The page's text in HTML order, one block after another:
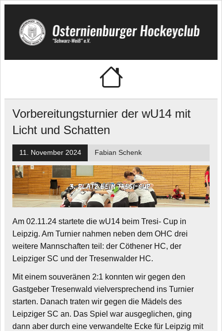
Skip
content
Osternienburger
Hockeyclub
Vorbereitungsturnier der wU14 mit
Licht und Schatten
11. November 2024 Fabian Schenk
Am 02.11.24 startete die wU14 beim Tresi- Cup in
Leipzig. Am Turnier nahmen neben dem OHC drei
weitere Mannschaften teil: der Cöthener HC, der
Leipziger SC und der Tresenwalder HC.
Mit einem souveränen 2:1 konnten wir gegen den
Gastgeber Tresenwald vielversprechend ins Turnier
starten. Danach traten wir gegen die Mädels des
Leipziger SC an. Das Spiel war ausgeglichen, ging
dann aber durch eine verwandelte Ecke für Leipzig mit